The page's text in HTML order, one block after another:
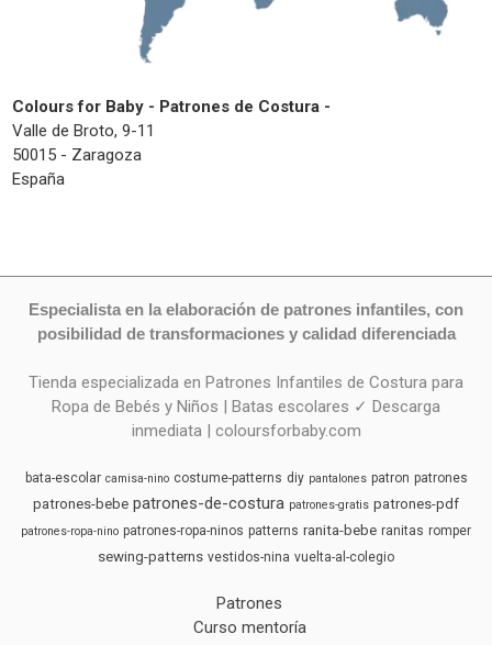
Colours for Baby - Patrones de Costura -
Valle de Broto, 9-11
50015 - Zaragoza
España
Especialista en la elaboración de patrones infantiles, con
posibilidad de transformaciones y calidad diferenciada
Tienda especializada en Patrones Infantiles de Costura para
Ropa de Bebés y Niños | Batas escolares ✓ Descarga
inmediata | coloursforbaby.com
bata-escolar camisa-nino costume-patterns diy pantalones patron patrones
patrones-bebe patrones-de-costura patrones-gratis patrones-pdf
patrones-ropa-nino patrones-ropa-ninos patterns ranita-bebe ranitas romper
sewing-patterns vestidos-nina vuelta-al-colegio
Patrones
Curso mentoría